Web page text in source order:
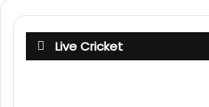
Live Cricket